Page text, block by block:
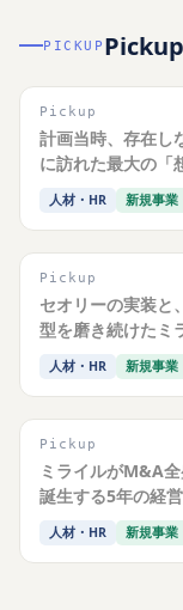
PICKUP Pickup
Pickup
計画当時、存在し
に訪れた最大の「
人材・HR 新規事業
Pickup
セオリーの実装と
型を磨き続けた
人材・HR 新規事業
Pickup
ミライルがM&A
誕生する5年の経
人材・HR 新規事業